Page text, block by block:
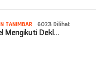
TANIMBAR 6023 Dilihat
Mengikuti Dekl…